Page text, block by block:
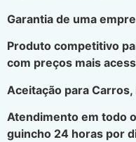
Garantia de uma
Produto competitivo
com preços mais
Aceitação para
Atendimento em todo
guincho 24 horas por